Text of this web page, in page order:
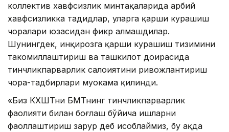
коллектив хавфсизлик минтақаларида ҳарбий
хавфсизликка таҳдидлар, уларга қарши курашиш
чоралари юзасидан фикр алмашдилар.
Шунингдек, инқирозга қарши курашиш тизимини
такомиллаштириш ва ташкилот доирасида
тинчликпарварлик салоҳиятини ривожлантириш
чора-тадбирлари муҳокама қилинди.
«Биз КХШТни БМТнинг тинчликпарварлик
фаолияти билан боғлаш бўйича ишларни
фаоллаштириш зарур деб ҳисоблаймиз, бу ҳақда